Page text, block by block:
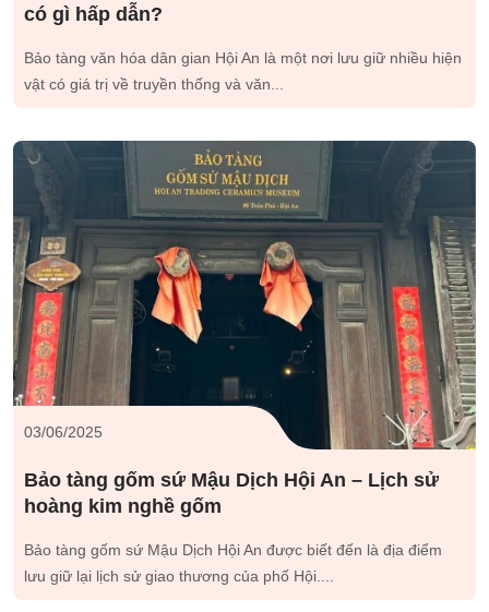
có gì hấp dẫn?
Bảo tàng văn hóa dân gian Hội An là một nơi lưu giữ nhiều hiện
vật có giá trị về truyền thống và văn...
03/06/2025
Bảo tàng gốm sứ Mậu Dịch Hội An – Lịch sử
hoàng kim nghề gốm
Bảo tàng gốm sứ Mậu Dịch Hội An được biết đến là địa điểm
lưu giữ lại lịch sử giao thương của phố Hội....